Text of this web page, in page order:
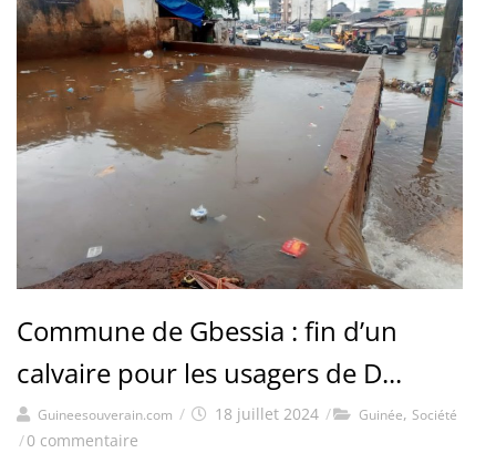
Commune de Gbessia : fin d’un
calvaire pour les usagers de D...
Guineesouverain.com / 18 juillet 2024 / Guinée, Société
/0 commentaire